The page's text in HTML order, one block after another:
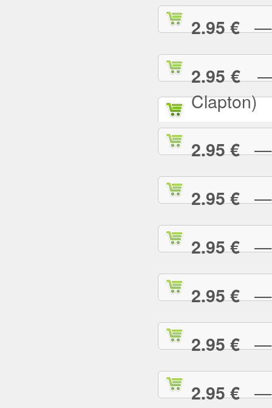
2.95 €—
2.95 €—
Clapton)
2.95 €—
2.95 €—
2.95 €—
2.95 €—
2.95 €—
2.95 €—